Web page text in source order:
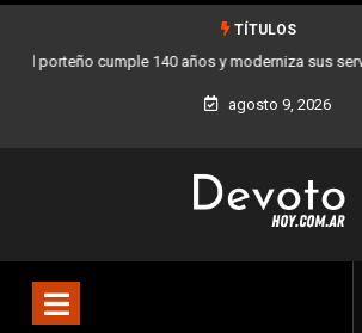
TÍTULOS
Buenos Aires sumó 12 nuevos Bares Notables
Ciudad
agosto 9, 2026